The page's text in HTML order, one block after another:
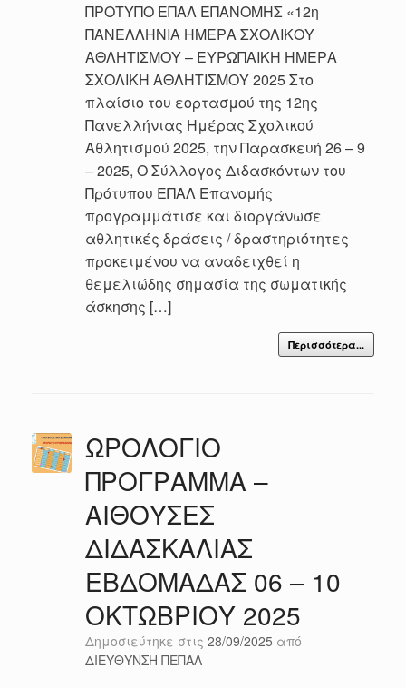
ΠΡΟΤΥΠΟ ΕΠΑΛ ΕΠΑΝΟΜΗΣ «12η
ΠΑΝΕΛΛΗΝΙΑ ΗΜΕΡΑ ΣΧΟΛΙΚΟΥ
ΑΘΛΗΤΙΣΜΟΥ – ΕΥΡΩΠΑΙΚΗ ΗΜΕΡΑ
ΣΧΟΛΙΚΗ ΑΘΛΗΤΙΣΜΟΥ 2025 Στο
πλαίσιο του εορτασμού της 12ης
Πανελλήνιας Ημέρας Σχολικού
Αθλητισμού 2025, την Παρασκευή 26 – 9
– 2025, Ο Σύλλογος Διδασκόντων του
Πρότυπου ΕΠΑΛ Επανομής
προγραμμάτισε και διοργάνωσε
αθλητικές δράσεις / δραστηριότητες
προκειμένου να αναδειχθεί η
θεμελιώδης σημασία της σωματικής
άσκησης […]
Περισσότερα...
ΩΡΟΛΟΓΙΟ
ΠΡΟΓΡΑΜΜΑ –
ΑΙΘΟΥΣΕΣ
ΔΙΔΑΣΚΑΛΙΑΣ
ΕΒΔΟΜΑΔΑΣ 06 – 10
ΟΚΤΩΒΡΙΟΥ 2025
Δημοσιεύτηκε στις 28/09/2025 από
ΔΙΕΥΘΥΝΣΗ ΠΕΠΑΛ